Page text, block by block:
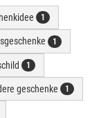
1
1
1
geschenke 1